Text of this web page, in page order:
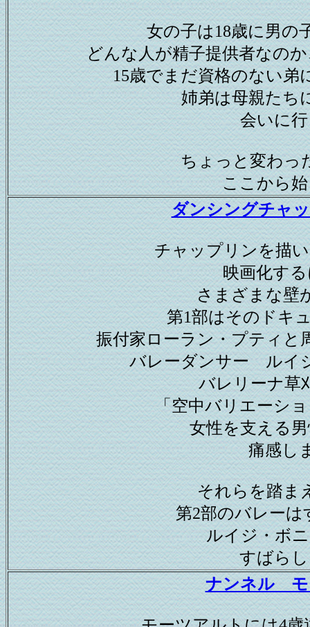
女の子は18歳に男の
どんな人が精子提供者なの
15歳でまだ資格のない弟
姉弟は母親たち
会いに
ちょっと変わっ
ここから
ダンシングチャ
チャップリンを描
映画化す
さまざまな壁
第1部はそのドキ
振付家ローラン・プティと
バレーダンサー ルイ
バレリーナ草
「空中バリエーシ
女性を支える
痛感し
それらを踏ま
第2部のバレー
ルイジ・ボ
すばら
ナンネル モ